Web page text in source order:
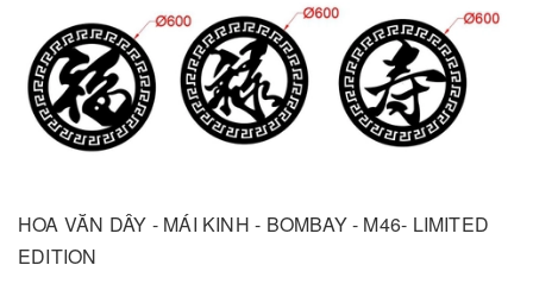
HOA VĂN DÂY - MÁI KINH - BOMBAY - M46- LIMITED
EDITION